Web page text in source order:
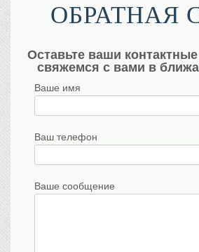
ОБРАТНАЯ
Оставьте ваши
свяжемся с вами в
Ваше имя
Ваш телефон
Ваше сообщение